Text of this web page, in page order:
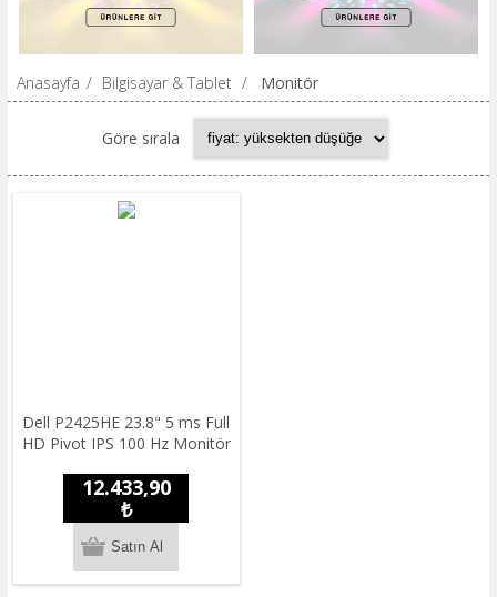
Anasayfa / Bilgisayar & Tablet / Monitör
Göre sırala
Dell P2425HE 23.8" 5 ms Full
HD Pivot IPS 100 Hz Monitör
12.433,90
₺